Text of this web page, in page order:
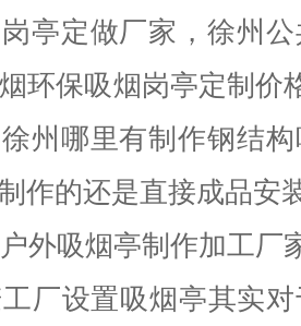
亭定做厂家，徐州
环保吸烟岗亭定制价
州哪里有制作钢结
作的还是直接成品安
外吸烟亭制作加工厂
厂设置吸烟亭其实